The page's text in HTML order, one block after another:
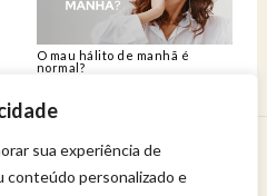
sua experiência de
conteúdo personalizado e
O mau hálito de manhã é
normal?
de bem-estar.
profissional qualificada.